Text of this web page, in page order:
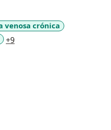
venosa crónica
+9a11y_sr_more_diseases